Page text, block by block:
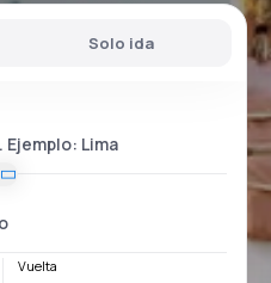
Solo ida
Vuelta